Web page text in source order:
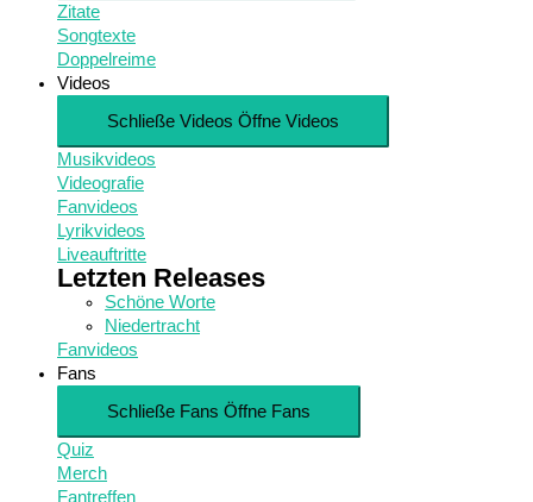
Zitate
Songtexte
Doppelreime
Videos
Schließe Videos Öffne Videos
Musikvideos
Videografie
Fanvideos
Lyrikvideos
Liveauftritte
Letzten Releases
Schöne Worte
Niedertracht
Fanvideos
Fans
Schließe Fans Öffne Fans
Quiz
Merch
Fantreffen